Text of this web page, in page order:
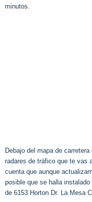
minutos.
Debajo del mapa de
radares de tráfico que te vas
cuenta que aunque
posible que se halla
de 6153 Horton Dr. La Mesa